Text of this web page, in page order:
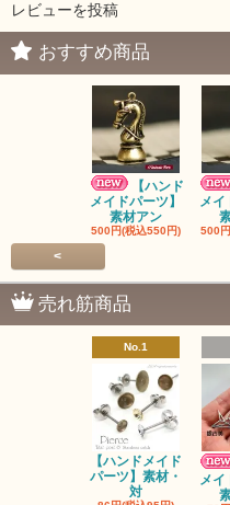
レビューを投稿
おすすめ商品
【ハンド
メイドパーツ】
素材アン
500円(税込550円)
メイ
500
<
売れ筋商品
No.1
【ハンドメイド
パーツ】素材・
対
メイ